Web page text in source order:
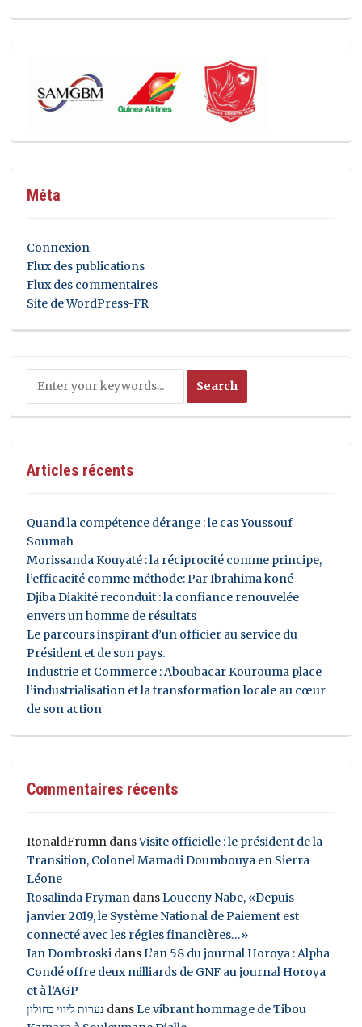
Méta
Connexion
Flux des publications
Flux des commentaires
Site de WordPress-FR
Articles récents
Quand la compétence dérange : le cas Youssouf
Soumah
Morissanda Kouyaté : la réciprocité comme principe,
l’efficacité comme méthode: Par Ibrahima koné
Djiba Diakité reconduit : la confiance renouvelée
envers un homme de résultats
Le parcours inspirant d’un officier au service du
Président et de son pays.
Industrie et Commerce : Aboubacar Kourouma place
l’industrialisation et la transformation locale au cœur
de son action
Commentaires récents
RonaldFrumn dansVisite officielle : le président de la
Transition, Colonel Mamadi Doumbouya en Sierra
Léone
Rosalinda Fryman dansLouceny Nabe, «Depuis
janvier 2019, le Système National de Paiement est
connecté avec les régies financières…»
Ian Dombroski dansL’an 58 du journal Horoya : Alpha
Condé offre deux milliards de GNF au journal Horoya
et à l’AGP
נערות ליווי בחולון dansLe vibrant hommage de Tibou